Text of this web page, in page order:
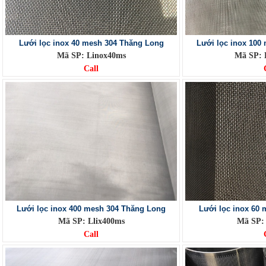
Lưới lọc inox 40 mesh 304 Thăng Long
Mã SP: Linox40ms
Call
Lưới lọc inox 100
Mã SP:
Lưới lọc inox 400 mesh 304 Thăng Long
Mã SP: Llix400ms
Call
Lưới lọc inox 60
Mã SP: